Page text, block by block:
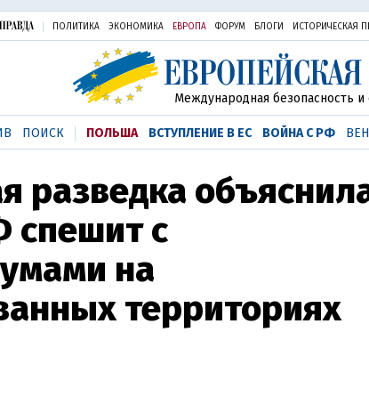
ПОЛИТИКА ЭКОНОМИКА ЕВРОПА ФОРУМ БЛОГИ ИСТОРИЧЕСКАЯ
Международная безопасность и
ПОИСК ПОЛЬША ВСТУПЛЕНИЕ В ЕС ВОЙНА С РФ
разведка
спешит с
на
территориях